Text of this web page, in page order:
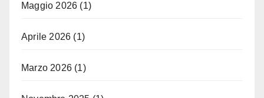
Maggio 2026 (1)
Aprile 2026 (1)
Marzo 2026 (1)